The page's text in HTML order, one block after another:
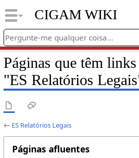
CIGAM WIKI
Páginas que têm links
"ES Relatórios
← ES Relatórios Legais
Páginas afluentes